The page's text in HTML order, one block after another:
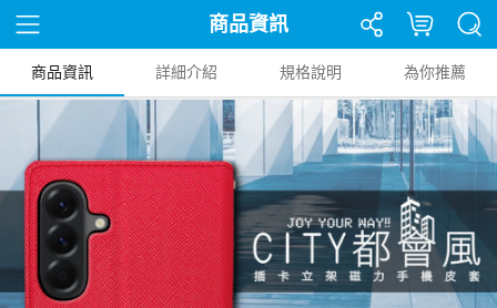
商品資訊
商品資訊 詳細介紹 規格說明 為你推薦